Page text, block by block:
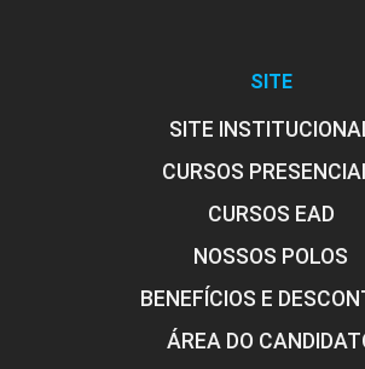
EDUCAÇÃO INCLUSIVA
NEIRE MARCIA DA CUNHA
SITE
SITE
CURSOS
CURSOS EAD
NOSSOS POLOS
BENEFÍCIOS E
ÁREA DO